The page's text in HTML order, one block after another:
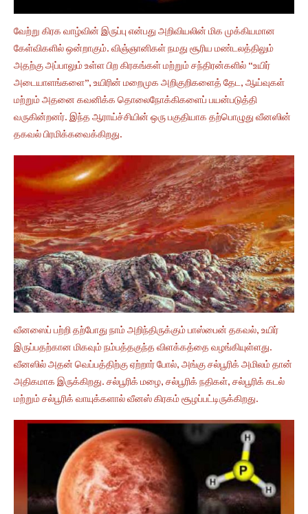
வேற்று கிரக வாழ்வின் இருப்பு என்பது அறிவியலின் மிக முக்கியமான
கேள்விகளில் ஒன்றாகும். விஞ்ஞானிகள் நமது சூரிய மண்டலத்திலும்
அதற்கு அப்பாலும் உள்ள பிற கிரகங்கள் மற்றும் சந்திரன்களில் “உயிர்
அடையாளங்களை”, உயிரின் மறைமுக அறிகுறிகளைத் தேட, ஆய்வுகள்
மற்றும் அதனை கவனிக்க தொலைநோக்கிகளைப் பயன்படுத்தி
வருகின்றனர். இந்த ஆராய்ச்சியின் ஒரு பகுதியாக தற்பொழுது வீனஸின்
தகவல் பிரமிக்கவைக்கிறது.
வீனஸைப் பற்றி தற்போது நாம் அறிந்திருக்கும் பாஸ்பைன் தகவல், உயிர்
இருப்பதற்கான மிகவும் நம்பத்தகுந்த விளக்கத்தை வழங்கியுள்ளது.
வீனஸில் அதன் வெப்பத்திற்கு ஏற்றார் போல், அங்கு சல்பூரிக் அமிலம் தான்
அதிகமாக இருக்கிறது. சல்பூரிக் மழை, சல்பூரிக் நதிகள், சல்பூரிக் கடல்
மற்றும் சல்பூரிக் வாயுக்களால் வீனஸ் கிரகம் சூழப்பட்டிருக்கிறது.